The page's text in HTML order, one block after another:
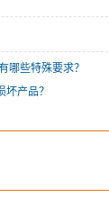
哪些特殊要求？
产品？